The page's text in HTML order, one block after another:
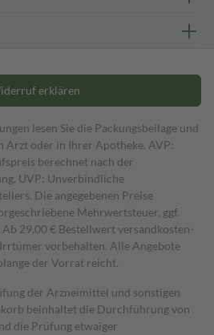
erklären
lesen Sie die Packungsbeilage und
Arzt oder in Ihrer Apotheke. AVP:
berechnet nach der
UVP: Unverbindliche
Die angegebenen Preise
Mehrwertsteuer, ggf.
Ab 29,00 € Bestell­wert versand­kosten­
vorbehalten. Alle Angebote
der Vorrat reicht.
der Arzneimittel und sonstigen
beinhaltet die Durchführung von
die Prüfung etwaiger